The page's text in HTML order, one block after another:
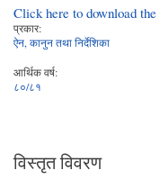
Click here to download
प्रकार:
ऐन, कानुन तथा निर्देशिका
आर्थिक वर्ष:
८०/८१
विस्तृत विवरण